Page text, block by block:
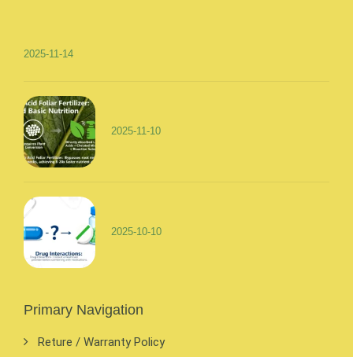
2025-11-14
2025-11-10
2025-10-10
Primary Navigation
Reture / Warranty Policy